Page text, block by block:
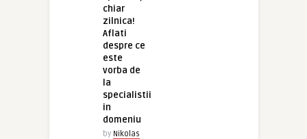
chiar
zilnica!
Aflati
despre ce
este
vorba de
la
specialistii
in
domeniu
by Nikolas